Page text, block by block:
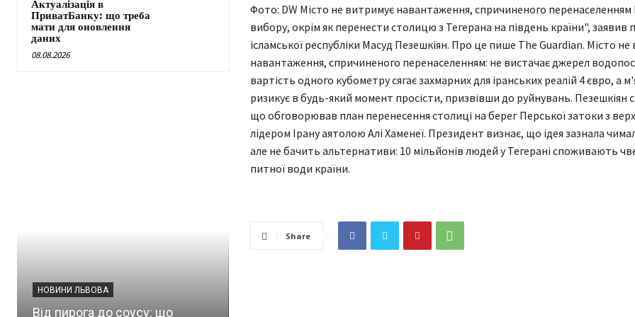
Актуалізація в
ПриватБанку: що треба
мати для оновлення
даних
08.08.2026
НОВИНИ ЛЬВОВА
Від пирога до соусу: що
Фото: DW Місто не витримує навантаження, спричиненого перенаселенням
вибору, окрім як перенести столицю з Тегерана на південь країни", заявив
ісламської республіки Масуд Пезешкіян. Про це пише The Guardian. Місто
навантаження, спричиненого перенаселенням: не вистачає джерел
вартість одного кубометру сягає захмарних для іранських реалій 4 євро, а
ризикує в будь-який момент просісти, призвівши до руйнувань. Пезешкіян
що обговорював план перенесення столиці на берег Перської затоки з
лідером Ірану аятолою Алі Хаменеї. Президент визнає, що ідея зазнала
але не бачить альтернативи: 10 мільйонів людей у Тегерані споживають
питної води країни.
Share